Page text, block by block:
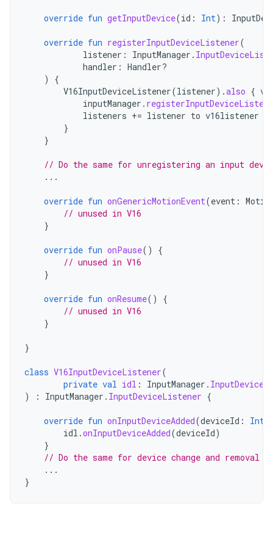
override fun getInputDevice(id : Int):
override fun registerInputDeviceListener(
listener : InputManager .
handler : Handler?
)
{
V16InputDeviceListener(listener).also {
inputManager .
listeners += listener to v16listener
}
}
// Do the same for unregistering an input
...
override fun onGenericMotionEvent(event :
// unused in V16
}
override fun onPause()
{
// unused in V16
}
override fun onResume()
{
// unused in V16
}
}
class V16InputDeviceListener(
private val idl : InputManager .
)
: InputManager . InputDeviceListener {
override fun onInputDeviceAdded(deviceId : Int
idl .onInputDeviceAdded(deviceId)
}
// Do the same for device change and removal
...
}